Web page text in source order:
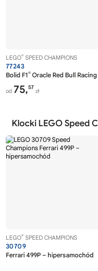
LEGO® SPEED CHAMPIONS
77243
Bolid F1® Oracle Red Bull
od 75,57
zł
Klocki LEGO Speed
LEGO® SPEED CHAMPIONS
30709
Ferrari 499P – hipersamochód